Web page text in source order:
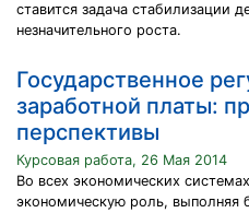
ставится задача стабилизации
незначительного роста.
Государственное
заработной платы:
перспективы
Курсовая работа, 26 Мая 2014
Во всех экономических
экономическую роль,